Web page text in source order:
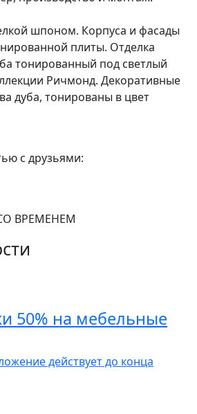
шпоном. Корпуса и фасады
плиты. Отделка
тонированный под светлый
Ричмонд. Декоративные
дуба, тонированы в цвет
с друзьями:
ВРЕМЕНЕМ
50% на мебельные
действует до конца